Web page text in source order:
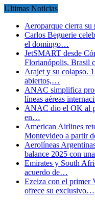
Ultimas Noticias
Aeroparque cierra
Carlos Beguerie
el domingo…
JetSMART desde
Florianópolis, Brasil
Arajet y su colapso.
abiertos,…
ANAC simplifica
líneas aéreas
ANAC dio el OK al
en…
American Airlines
Montevideo a partir
Aerolíneas
balance 2025 con
Emirates y South
acuerdo de…
Ezeiza con el primer
ofrece su exclusivo…